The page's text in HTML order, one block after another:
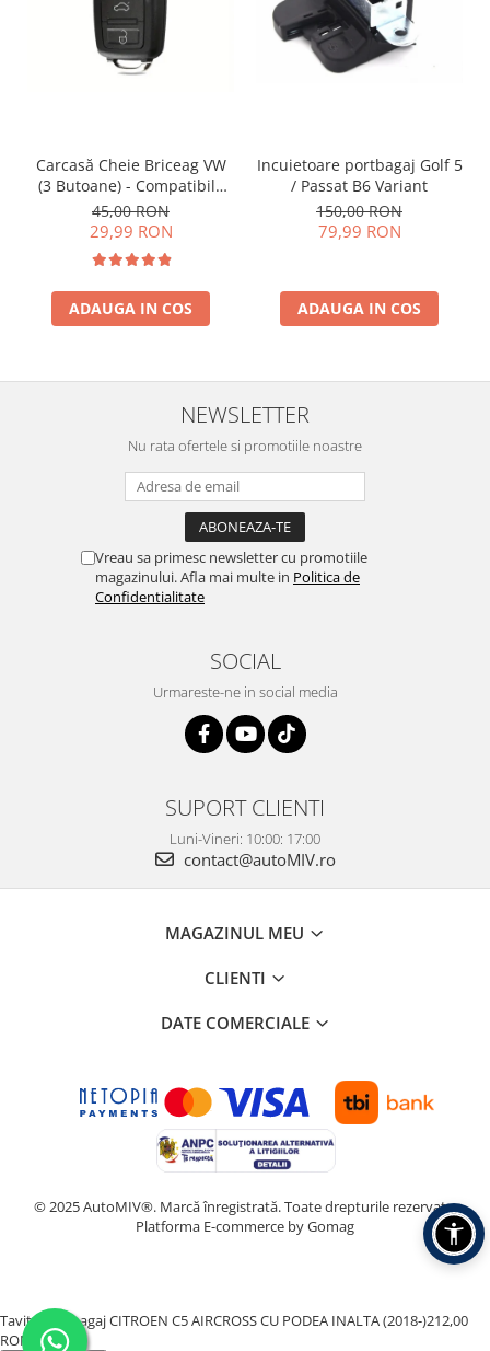
Carcasă Cheie Briceag VW
(3 Butoane) - Compatibilă
Golf 5, Jetta, Touran etc
45,00 RON
29,99 RON
ADAUGA IN COS
Incuietoare portbagaj Golf 5
/ Passat B6 Variant
150,00 RON
79,99 RON
ADAUGA IN COS
NEWSLETTER
Nu rata ofertele si promotiile noastre
Vreau sa primesc newsletter cu promotiile
magazinului. Afla mai multe in Politica de
Confidentialitate
SOCIAL
Urmareste-ne in social media
SUPORT CLIENTI
Luni-Vineri: 10:00: 17:00
contact@autoMIV.ro
MAGAZINUL MEU
CLIENTI
DATE COMERCIALE
© 2025 AutoMIV®. Marcă înregistrată. Toate drepturile rezervate.
Platforma E-commerce by Gomag
Tavita Portbagaj CITROEN C5 AIRCROSS CU PODEA INALTA (2018-)212,00
RON